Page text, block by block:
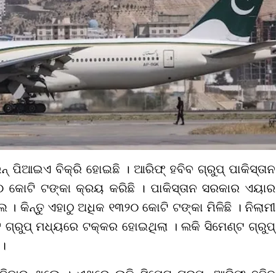
ପିଆଇଏ ବିକ୍ରି ହୋଇଛି । ଆରିଫ୍ ହବିବ ଗ୍ରୁପ୍ ପାକିସ୍ତାନ
କୋଟି ଟଙ୍କା କ୍ରୟ କରିଛି । ପାକିସ୍ତାନ ସରକାର ଏୟାର
। କିନ୍ତୁ ଏହାଠୁ ଅଧିକ ୧୩୨୦ କୋଟି ଟଙ୍କା ମିଳିଛି । ନିଲାମୀ
ମଧ୍ୟରେ ଟକ୍କର ହୋଇଥିଲା । ଲକି ସିମେଣ୍ଟ ଗ୍ରୁପ୍